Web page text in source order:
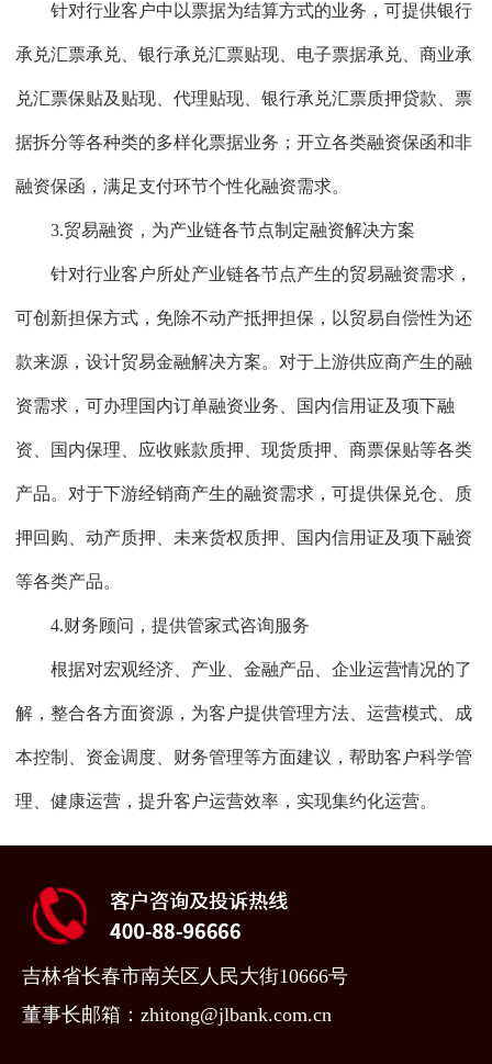
针对行业客户中以票据为结算方式的业务，可提供银行
承兑汇票承兑、银行承兑汇票贴现、电子票据承兑、商业承
兑汇票保贴及贴现、代理贴现、银行承兑汇票质押贷款、票
据拆分等各种类的多样化票据业务；开立各类融资保函和非
融资保函，满足支付环节个性化融资需求。
3.贸易融资，为产业链各节点制定融资解决方案
针对行业客户所处产业链各节点产生的贸易融资需求，
可创新担保方式，免除不动产抵押担保，以贸易自偿性为还
款来源，设计贸易金融解决方案。对于上游供应商产生的融
资需求，可办理国内订单融资业务、国内信用证及项下融
资、国内保理、应收账款质押、现货质押、商票保贴等各类
产品。对于下游经销商产生的融资需求，可提供保兑仓、质
押回购、动产质押、未来货权质押、国内信用证及项下融资
等各类产品。
4.财务顾问，提供管家式咨询服务
根据对宏观经济、产业、金融产品、企业运营情况的了
解，整合各方面资源，为客户提供管理方法、运营模式、成
本控制、资金调度、财务管理等方面建议，帮助客户科学管
理、健康运营，提升客户运营效率，实现集约化运营。
吉林省长春市南关区人民大街10666号
董事长邮箱：zhitong@jlbank.com.cn